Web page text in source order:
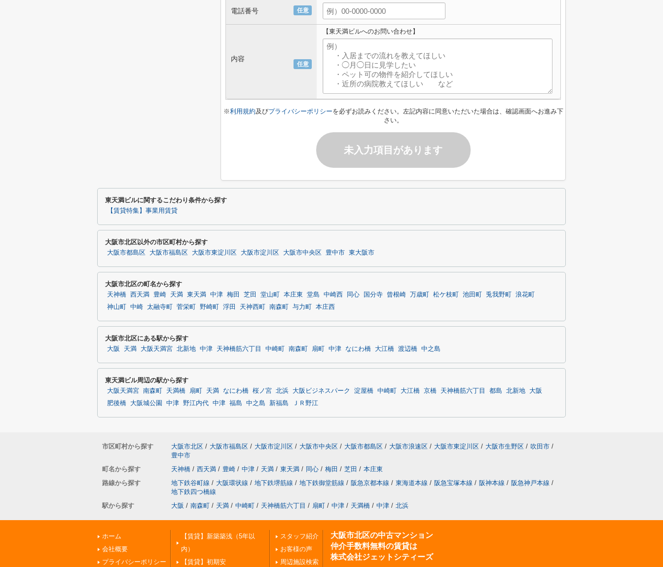
任意
電話番号
任意
内容
【東天満ビルへのお問い合わせ】
※利用規約及びプライバシーポリシーを必ずお読みください。左記内容に同意いただいた場合は、確認画面へお進み下
さい。
未入力項目があります
東天満ビルに関するこだわり条件から探す
【賃貸特集】事業用賃貸
大阪市北区以外の市区町村から探す
大阪市都島区 大阪市福島区 大阪市東淀川区 大阪市淀川区 大阪市中央区 豊中市 東大阪市
大阪市北区の町名から探す
天神橋 西天満 豊崎 天満 東天満 中津 梅田 芝田 堂山町 本庄東 堂島 中崎西 同心 国分寺 曾根崎 万歳町 松ケ枝町 池田町 兎我野町
浪花町
神山町
中崎 太融寺町 菅栄町 野崎町 浮田 天神西町 南森町 与力町 本庄西
大阪市北区にある駅から探す
大阪 天満 大阪天満宮 北新地 中津 天神橋筋六丁目 中崎町 南森町 扇町 中津 なにわ橋 大江橋 渡辺橋 中之島
東天満ビル周辺の駅から探す
大阪天満宮 南森町 天満橋 扇町 天満 なにわ橋 桜ノ宮 北浜 大阪ビジネスパーク 淀屋橋 中崎町 大江橋 京橋 天神橋筋六丁目 都島 北新地
大阪
肥後橋
大阪城公園 中津 野江内代 中津 福島 中之島 新福島 ＪＲ野江
市区町村から探す 大阪市北区 / 大阪市福島区 / 大阪市淀川区 / 大阪市中央区 / 大阪市都島区 / 大阪市浪速区 / 大阪市東淀川区 / 大阪市生野区 / 吹田市 /
豊中市
町名から探す
天神橋 / 西天満 / 豊崎 / 中津 / 天満 / 東天満 / 同心 / 梅田 / 芝田 / 本庄東
路線から探す
地下鉄谷町線 / 大阪環状線 / 地下鉄堺筋線 / 地下鉄御堂筋線 / 阪急京都本線 / 東海道本線 / 阪急宝塚本線 / 阪神本線 / 阪急神戸本線 /
地下鉄四つ橋線
駅から探す
大阪 / 南森町 / 天満 / 中崎町 / 天神橋筋六丁目 / 扇町 / 中津 / 天満橋 / 中津 / 北浜
ホーム
会社概要
プライバシーポリシー
【賃貸】新築築浅（5年以
内）
【賃貸】初期安
スタッフ紹介
お客様の声
周辺施設検索
大阪市北区の中古マンション
仲介手数料無料の賃貸は
株式会社ジェットシティーズ